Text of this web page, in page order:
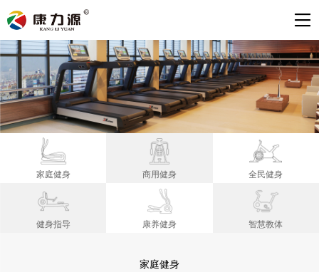
家庭健身 商用健身 全民健身
健身指导 康养健身 智慧教体
家庭健身